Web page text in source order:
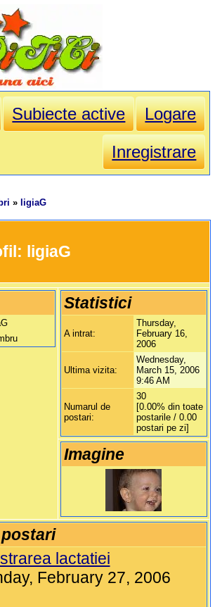
Subiecte active
Logare
Inregistrare
» ligiaG
ligiaG
Statistici
A intrat:
Thursday,
February 16,
2006
Ultima vizita:
Wednesday,
March 15, 2006
9:46 AM
Numarul de
postari:
30
[0.00% din toate
postarile / 0.00
postari pe zi]
Imagine
lactatiei
February 27, 2006